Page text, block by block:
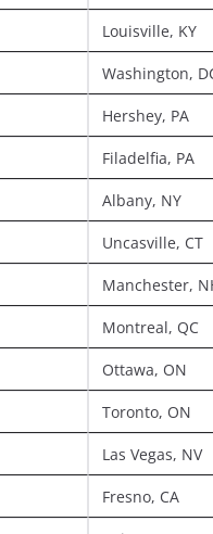
Louisville, KY
Washington,
Hershey, PA
Filadelfia, PA
Albany, NY
Uncasville, CT
Manchester,
Montreal, QC
Ottawa, ON
Toronto, ON
Las Vegas, NV
Fresno, CA